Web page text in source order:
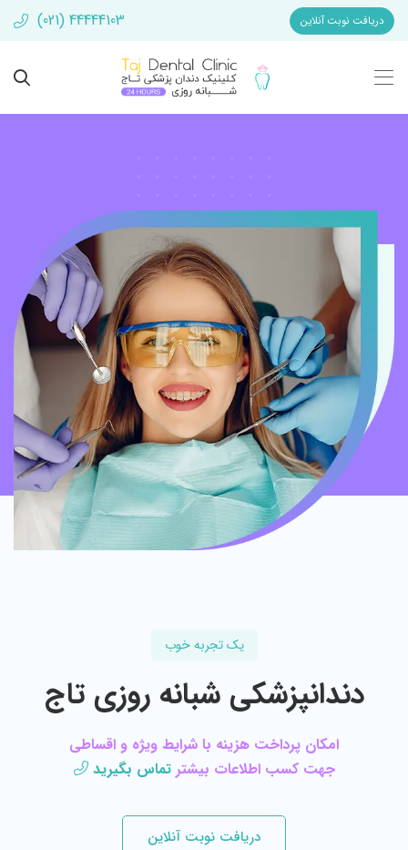
دریافت نوبت آنلاین (021) 44444103
یک تجربه خوب
دندانپزشکی شبانه روزی تاج
امکان پرداخت هزینه با شرایط ویژه و اقساطی
جهت کسب اطلاعات بیشترتماس بگیرید
دریافت نوبت آنلاین